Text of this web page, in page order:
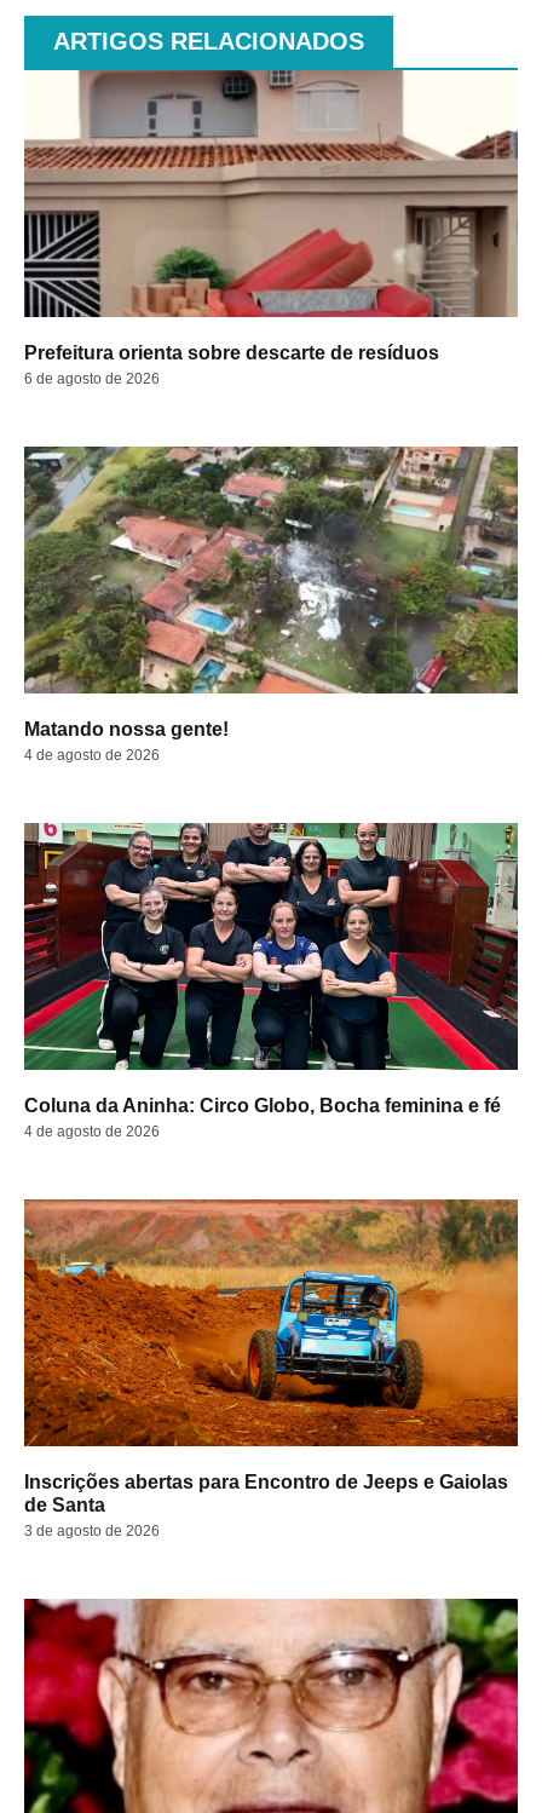
ARTIGOS RELACIONADOS
Prefeitura orienta sobre descarte de resíduos
6 de agosto de 2026
Matando nossa gente!
4 de agosto de 2026
Coluna da Aninha: Circo Globo, Bocha feminina e fé
4 de agosto de 2026
Inscrições abertas para Encontro de Jeeps e Gaiolas
de Santa
3 de agosto de 2026